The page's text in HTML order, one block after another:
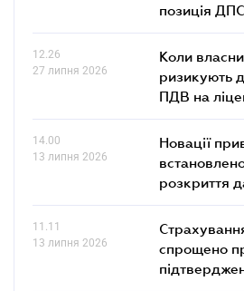
позиція ДПС
12.26
27 липня 2026
Коли
ризикують
ПДВ на
14.00
13 липня 2026
Новації
розкриття
11.11
13 липня 2026
спрощено